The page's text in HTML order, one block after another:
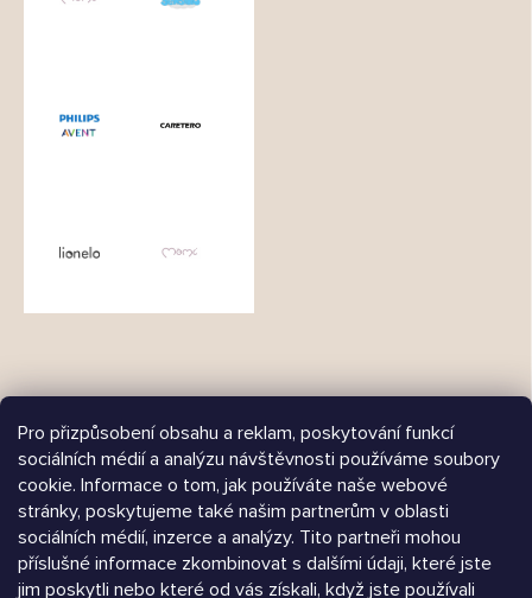
Pro přizpůsobení obsahu a reklam, poskytování funkcí
sociálních médií a analýzu návštěvnosti používáme soubory
cookie. Informace o tom, jak používáte naše webové
stránky, poskytujeme také našim partnerům v oblasti
sociálních médií, inzerce a analýzy. Tito partneři mohou
příslušné informace zkombinovat s dalšími údaji, které jste
jim poskytli nebo které od vás získali, když jste používali
Árukereső.hu